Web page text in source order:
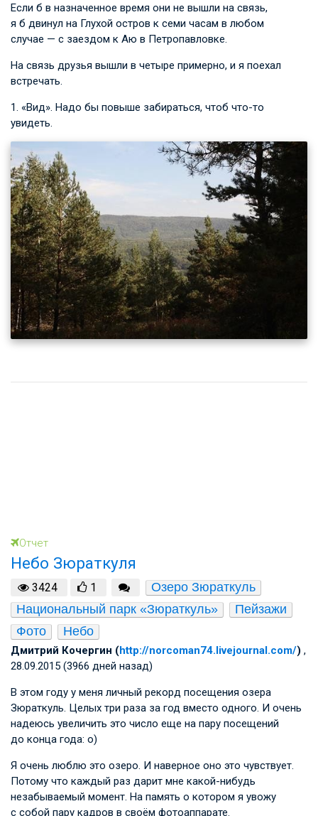
Если б в назначенное время они не вышли на связь,
я б двинул на Глухой остров к семи часам в любом
случае — с заездом к Аю в Петропавловке.
На связь друзья вышли в четыре примерно, и я поехал
встречать.
1. «Вид». Надо бы повыше забираться, чтоб что-то
увидеть.
Отчет
Небо Зюраткуля
3424 1
Озеро Зюраткуль
Национальный парк «Зюраткуль»
Пейзажи
Фото
Небо
Дмитрий Кочергин (http://norcoman74.livejournal.com/) ,
28.09.2015 (3966 дней назад)
В этом году у меня личный рекорд посещения озера
Зюраткуль. Целых три раза за год вместо одного. И очень
надеюсь увеличить это число еще на пару посещений
до конца года: о)
Я очень люблю это озеро. И наверное оно это чувствует.
Потому что каждый раз дарит мне какой-нибудь
незабываемый момент. На память о котором я увожу
с собой пару кадров в своём фотоаппарате.